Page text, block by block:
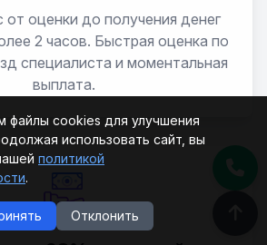
файлы cookies для улучшения
использовать сайт, вы
политикой
.
Отклонить
от оценки до получения денег
2 часов. Быстрая оценка по
специалиста и моментальная
выплата.